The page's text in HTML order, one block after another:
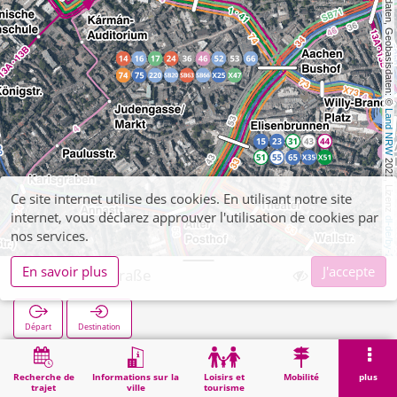
, Kartendaten, Geobasisdaten: ©
Land NRW
2021, Lizenz
dl-de/by-2-0
Recherche de
trajet
Informations sur la
ville
Loisirs et
tourisme
Mobilité plus
Minoritenstraße
Départ Destination
Démarrage Minoritenstraße
Ce site internet utilise des cookies. En utilisant notre site
internet, vous déclarez approuver l'utilisation de cookies par
nos services.
En savoir plus
J'accepte